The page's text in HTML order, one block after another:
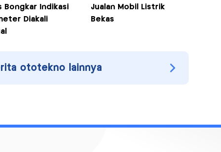
Bongkar Indikasi
Diakali
Jualan Mobil Listrik
Bekas
ototekno lainnya